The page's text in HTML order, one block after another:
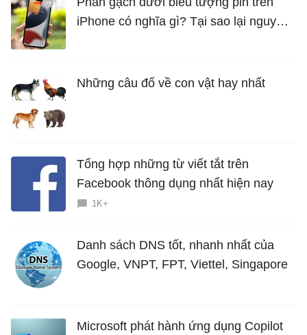
iPhone có nghĩa gì? Tại sao lại nguy
Những câu đố về con vật hay nhất
Tổng hợp những từ viết tắt trên
Facebook thông dụng nhất hiện nay
1K+
Danh sách DNS tốt, nhanh nhất của
Google, VNPT, FPT, Viettel, Singapore
Microsoft phát hành ứng dụng Copilot